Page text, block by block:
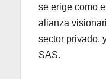
se erige como
alianza
sector privado,
SAS.